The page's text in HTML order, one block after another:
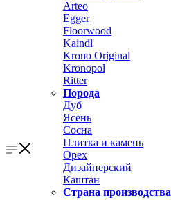
Arteo
Egger
Floorwood
Kaindl
Krono Original
Kronopol
Ritter
Порода
Дуб
Ясень
Сосна
Плитка и камень
Орех
Дизайнерский
Каштан
Страна производства